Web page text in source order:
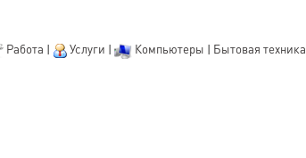
Работа | Услуги | Компьютеры | Бытовая техника